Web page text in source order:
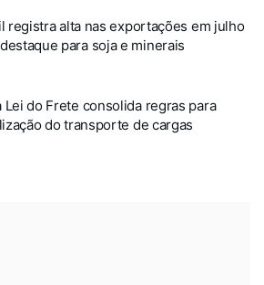
registra alta nas exportações em julho
para soja e minerais
Lei do Frete consolida regras para
do transporte de cargas